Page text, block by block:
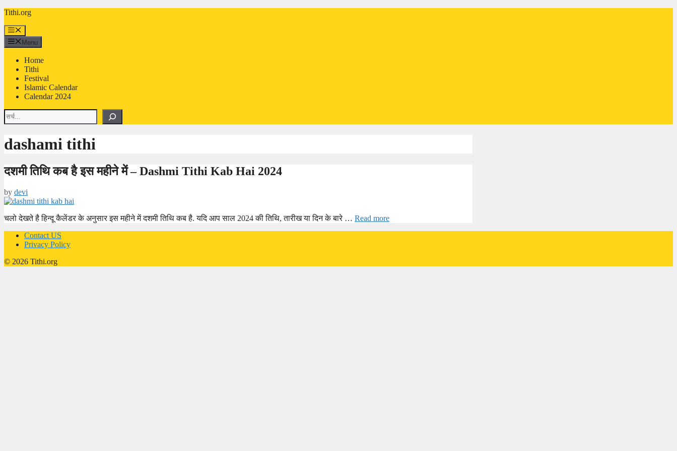
Skip
content
Tithi.org
Menu
Menu
Home
Tithi
Festival
Islamic Calendar
Calendar 2024
Search
dashami tithi
दशमी तिथि कब है इस महीने में – Dashmi Tithi Kab Hai 2024
by devi
चलो देखते है हिन्दू कैलेंडर के अनुसार इस महीने में दशमी तिथि कब है. यदि आप साल 2024 की तिथि, तारीख या दिन के बारे … Read more
Contact US
Privacy Policy
© 2026 Tithi.org